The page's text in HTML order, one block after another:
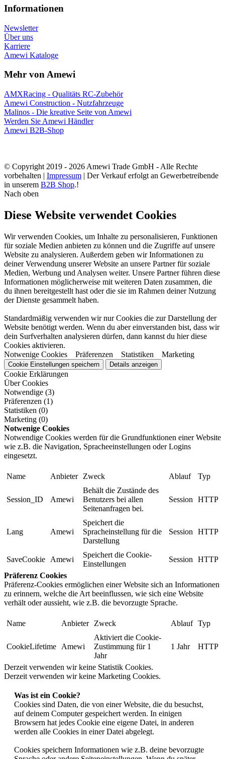
Informationen
Newsletter
Über uns
Karriere
Amewi Kataloge
Mehr von Amewi
AMXRacing - Qualitäts RC-Zubehör
Amewi Construction - Nutzfahrzeuge
Malinos - Die kreative Seite von Amewi
Werden Sie Amewi Händler
Amewi B2B-Shop
© Copyright 2019 - 2026 Amewi Trade GmbH - Alle Rechte
vorbehalten | Impressum | Der Verkauf erfolgt an Gewerbetreibende
in unserem B2B Shop.!
Nach oben
Diese Website verwendet Cookies
Wir verwenden Cookies, um Inhalte zu personalisieren, Funktionen
für soziale Medien anbieten zu können und die Zugriffe auf unsere
Website zu analysieren. Außerdem geben wir Informationen zu
deiner Verwendung unserer Website an unsere Partner für soziale
Medien, Werbung und Analysen weiter. Unsere Partner führen diese
Informationen möglicherweise mit weiteren Daten zusammen, die
du ihnen bereitgestellt hast oder die sie im Rahmen deiner Nutzung
der Dienste gesammelt haben.
Standardmäßig verwenden wir nur Cookies die zur Darstellung der
Website benötigt werden. Wenn du aber einverstanden bist, dass wir
dein Surfverhalten analysieren dürfen, dann kannst du hier diese
Cookies aktivieren.
Notwenige Cookies Präferenzen Statistiken Marketing
Cookie Einstellungen speichern Details anzeigen
Cookie Erklärungen
Über Cookies
Notwendige (3)
Präferenzen (1)
Statistiken (0)
Marketing (0)
Notwenige Cookies
Notwendige Cookies werden für die Grundfunktionen einer Website
wie z.B. die Navigation, Spracheeinstellungen oder Logins
eingesetzt.
Name Anbieter Zweck Ablauf Typ
Session_ID Amewi
Behält die Zustände des
Benutzers bei allen
Seitenanfragen bei.
Session HTTP
Lang Amewi
Speichert die
Spracheinstellung für die
Darstellung
Session HTTP
SaveCookie Amewi
Speichert die Cookie-
Einstellungen
Session
HTTP
Präferenz Cookies
Präferenz-Cookies ermöglichen einer Website sich an Informationen
zu erinnern, welche die Art beeinflussen, wie sich eine Website
verhält oder aussieht, wie z.B. die bevorzugte Sprache.
Name Anbieter Zweck Ablauf Typ
CookieLifetime Amewi
Aktiviert die Cookie-
Zustimmung für 1
Jahr
1 Jahr HTTP
Derzeit verwenden wir keine Statistik Cookies.
Derzeit verwenden wir keine Marketing Cookies.
Was ist ein Cookie?
Cookies sind Daten, die von einer Website, die du besuchst,
auf deinem Computer gespeichert werden. In einigen
Browsern hat jedes Cookie eine eigene Datei, in anderen
werden alle Cookies in einer Datei abgelegt.
Cookies speichern Informationen wie z.B. deine bevorzugte